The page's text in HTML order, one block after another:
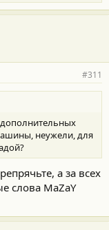
#311
дополнительных
неужели, для
а за всех
слова MaZaY